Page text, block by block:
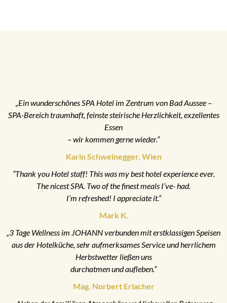
„Ein wunderschönes SPA Hotel im Zentrum von Bad Aussee –
SPA-Bereich traumhaft, feinste steirische Herzlichkeit, exzellentes
Essen
– wir kommen gerne wieder.“
Karin Schweinegger, Wien
“Thank you Hotel staff! This was my best hotel experience ever.
The nicest SPA. Two of the finest meals I’ve- had.
I’m refreshed! I appreciate it.“
Mark K.
„3 Tage Wellness im JOHANN verbunden mit erstklassigen Speisen
aus der Hotelküche, sehr aufmerksames Service und herrlichem
Herbstwetter ließen uns
durchatmen und aufleben.“
Mag. Norbert Erlacher